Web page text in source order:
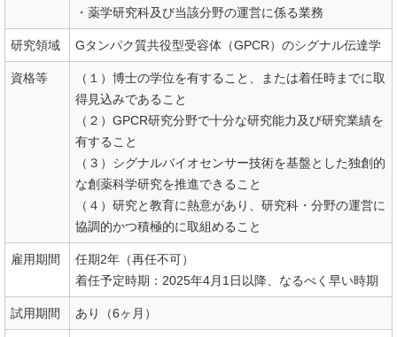
・薬学研究科及び当該分野の運営に係る業務
研究領域 Gタンパク質共役型受容体（GPCR）のシグナル伝達学
資格等
（１）博士の学位を有すること、または着任時までに取
得見込みであること
（２）GPCR研究分野で十分な研究能力及び研究業績を
有すること
（３）シグナルバイオセンサー技術を基盤とした独創的
な創薬科学研究を推進できること
（４）研究と教育に熱意があり、研究科・分野の運営に
協調的かつ積極的に取組めること
雇用期間
任期2年（再任不可）
着任予定時期：2025年4月1日以降、なるべく早い時期
試用期間 あり（6ヶ月）